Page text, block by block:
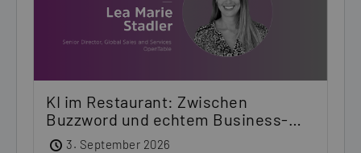
KI im Restaurant: Zwischen
Buzzword und echtem Business-
Boost3. September 2026